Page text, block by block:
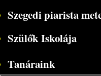
Szegedi piarista
Szülők Iskolája
Tanáraink